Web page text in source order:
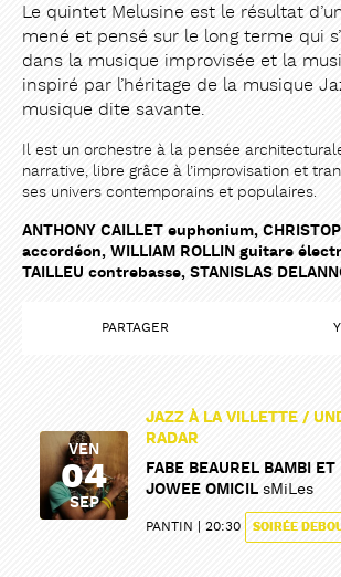
Le quintet Melusine est le résultat
mené et pensé sur le long terme qui
dans la musique improvisée et la
inspiré par l’héritage de la musique
musique dite savante.
Il est un orchestre à la pensée
narrative, libre grâce à l’improvisation et
ses univers contemporains et populaires.
ANTHONY CAILLET euphonium,
accordéon, WILLIAM ROLLIN guitare
TAILLEU contrebasse, STANISLAS
PARTAGER
VEN
04
SEP
JAZZ À LA VILLETTE /
RADAR
FABE BEAUREL BAMBI
JOWEE OMICIL sMiLes
PANTIN 20:30 SOIRÉE